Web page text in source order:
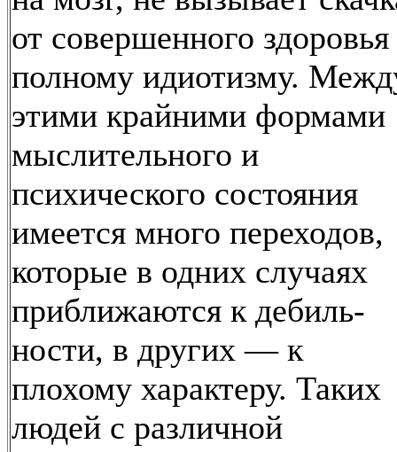
от совершенного здоровья
полному идиотизму.
этими крайними формами
мыслительного и
психического состояния
имеется много переходов,
которые в одних случаях
приближаются к дебиль-
ности, в других — к
плохому характеру. Таких
людей с различной